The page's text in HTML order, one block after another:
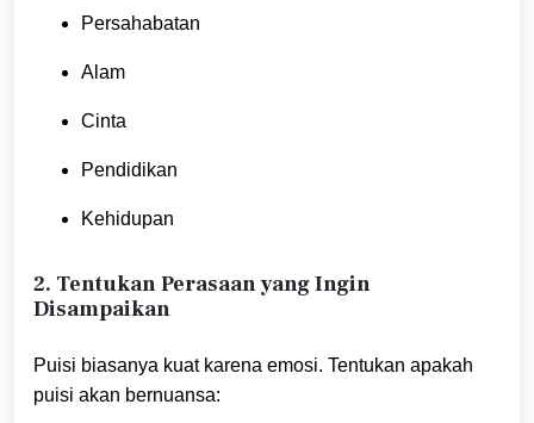
Persahabatan
Alam
Cinta
Pendidikan
Kehidupan
2. Tentukan Perasaan yang Ingin
Disampaikan
Puisi biasanya kuat karena emosi. Tentukan apakah
puisi akan bernuansa: